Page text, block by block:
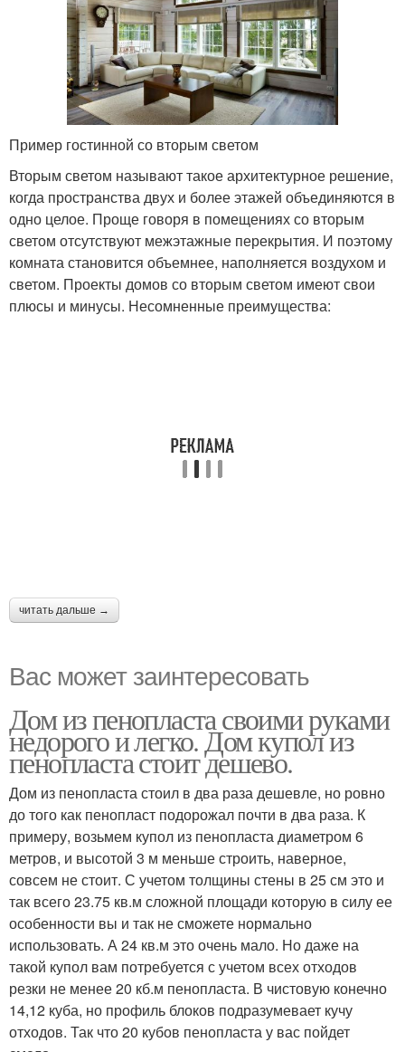
Пример гостинной со вторым светом
Вторым светом называют такое архитектурное решение,
когда пространства двух и более этажей объединяются в
одно целое. Проще говоря в помещениях со вторым
светом отсутствуют межэтажные перекрытия. И поэтому
комната становится объемнее, наполняется воздухом и
светом. Проекты домов со вторым светом имеют свои
плюсы и минусы. Несомненные преимущества:
читать дальше →
Вас может заинтересовать
Дом из пенопласта своими руками
недорого и легко. Дом купол из
пенопласта стоит дешево.
Дом из пенопласта стоил в два раза дешевле, но ровно
до того как пенопласт подорожал почти в два раза. К
примеру, возьмем купол из пенопласта диаметром 6
метров, и высотой 3 м меньше строить, наверное,
совсем не стоит. С учетом толщины стены в 25 см это и
так всего 23.75 кв.м сложной площади которую в силу ее
особенности вы и так не сможете нормально
использовать. А 24 кв.м это очень мало. Но даже на
такой купол вам потребуется с учетом всех отходов
резки не менее 20 кб.м пенопласта. В чистовую конечно
14,12 куба, но профиль блоков подразумевает кучу
отходов. Так что 20 кубов пенопласта у вас пойдет